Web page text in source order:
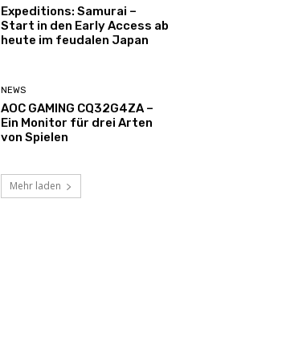
Expeditions: Samurai –
Start in den Early Access ab
heute im feudalen Japan
NEWS
AOC GAMING CQ32G4ZA –
Ein Monitor für drei Arten
von Spielen
Mehr laden